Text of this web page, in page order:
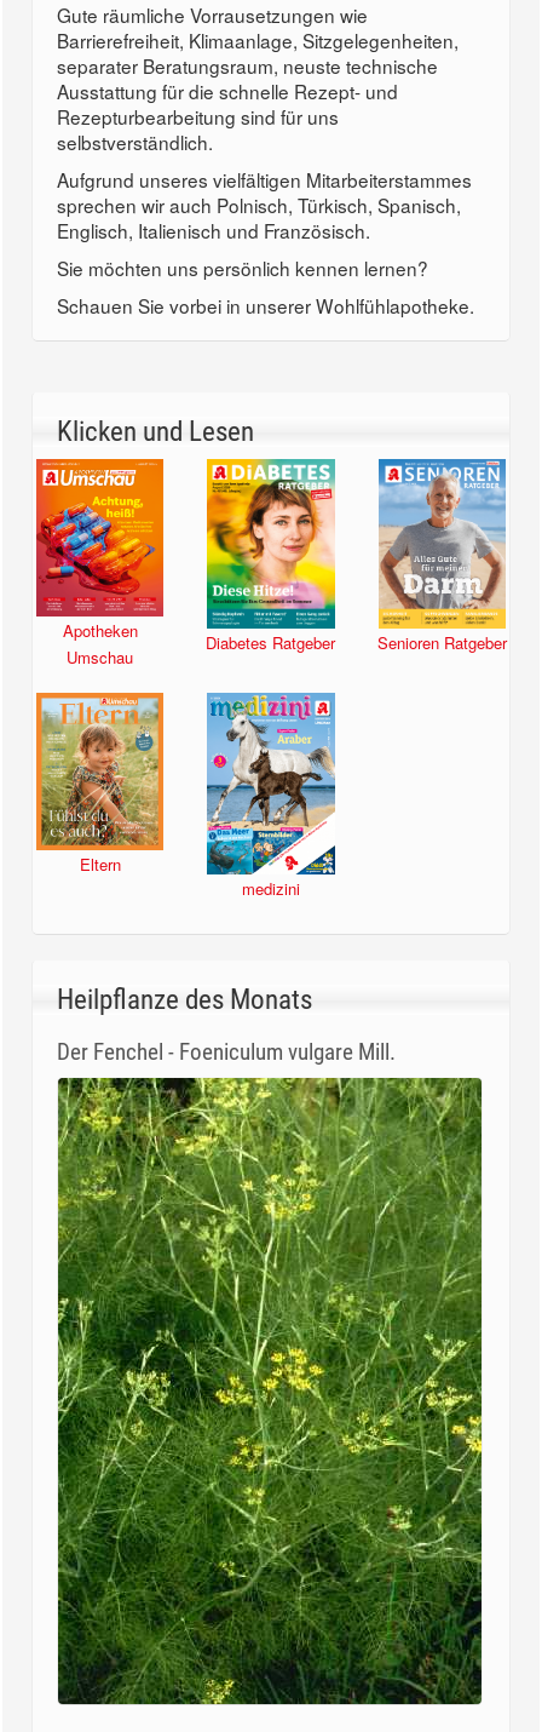
Gute räumliche Vorrausetzungen wie
Barrierefreiheit, Klimaanlage, Sitzgelegenheiten,
separater Beratungsraum, neuste technische
Ausstattung für die schnelle Rezept- und
Rezepturbearbeitung sind für uns
selbstverständlich.
Aufgrund unseres vielfältigen Mitarbeiterstammes
sprechen wir auch Polnisch, Türkisch, Spanisch,
Englisch, Italienisch und Französisch.
Sie möchten uns persönlich kennen lernen?
Schauen Sie vorbei in unserer Wohlfühlapotheke.
Klicken und Lesen
Apotheken
Umschau
Diabetes Ratgeber Senioren Ratgeber
Eltern
medizini
Heilpflanze des Monats
Der Fenchel - Foeniculum vulgare Mill.